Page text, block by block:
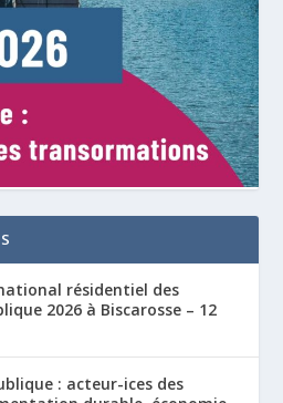
résidentiel des
2026 à Biscarosse – 12
: acteur-ices des